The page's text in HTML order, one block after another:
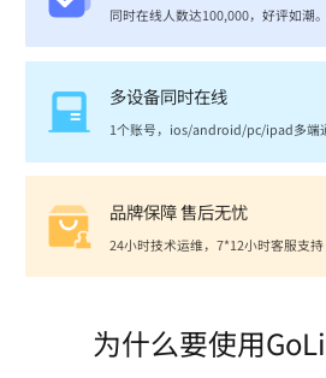
同时在线人数达100,000，好评如潮。
多设备同时在线
1个账号，ios/android/pc/ipad多端
品牌保障 售后无忧
24小时技术运维，7*12小时客服支持
为什么要使用